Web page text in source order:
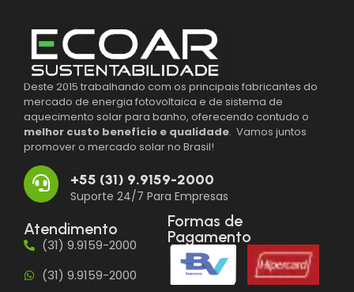
Deste 2015 trabalhando com os principais fabricantes do
mercado de energia fotovoltaica e de sistema de
aquecimento solar para banho, oferecendo contudo o
melhor custo benefício e qualidade. Vamos juntos
promover o mercado solar no Brasil!
+55 (31) 9.9159-2000
Suporte 24/7 Para Empresas
Atendimento
(31) 9.9159-2000
(31) 9.9159-2000
Formas de
Pagamento